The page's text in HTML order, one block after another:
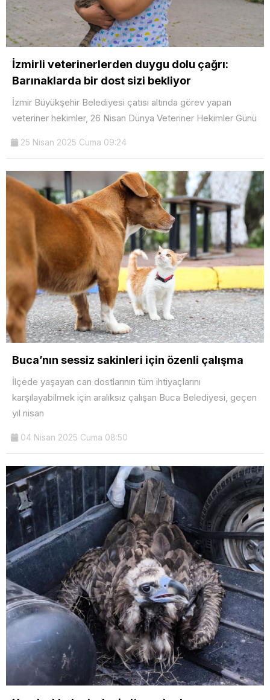
İzmirli veterinerlerden duygu dolu çağrı:
Barınaklarda bir dost sizi bekliyor
İzmir Büyükşehir Belediyesi çatısı altında görev yapan
veteriner hekimler, 26 Nisan Dünya Veteriner Hekimler Günü
25 Nisan 2025 Cuma 09:24
Buca’nın sessiz sakinleri için özenli çalışma
İlçede yaşayan can dostlarının tüm ihtiyaçlarını
karşılayabilmek için aralıksız çalışan Buca Belediyesi, geçen
yıl nisan
04 Nisan 2025 Cuma 08:50